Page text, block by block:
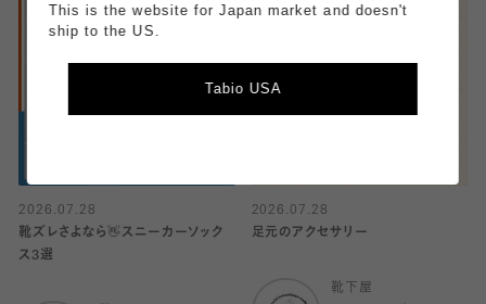
2026.07.28
靴ズレさよなら👋スニーカーソック
ス3選
2026.07.28
足元のアクセサリー
靴下屋
This is the website for Japan market and doesn't
ship to the US.
Tabio USA